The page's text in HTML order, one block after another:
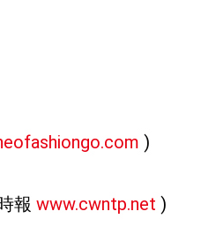
)
報 www.cwntp.net )